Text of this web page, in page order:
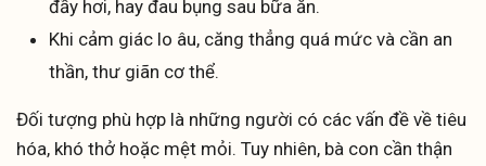
đầy hơi, hay đau bụng sau bữa ăn.
Khi cảm giác lo âu, căng thẳng quá mức và cần an
thần, thư giãn cơ thể.
Đối tượng phù hợp là những người có các vấn đề về tiêu
hóa, khó thở hoặc mệt mỏi. Tuy nhiên, bà con cần thận